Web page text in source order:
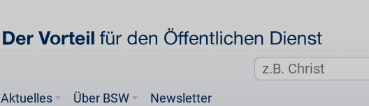
Aktuelles Über BSW Newsletter